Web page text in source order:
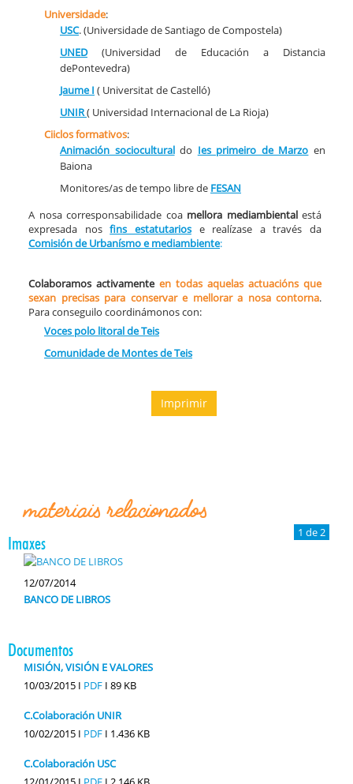
Universidade:
USC. (Universidade de Santiago de Compostela)
UNED(Universidad de Educación a Distancia
dePontevedra)
Jaume I ( Universitat de Castelló)
UNIR( Universidad Internacional de La Rioja)
Ciiclos formativos:
Animación socioculturaldo Ies primeiro de Marzo en
Baiona
Monitores/as de tempo libre de FESAN
A nosa corresponsabilidade coa mellora mediambientalestá
expresada nosfins estatutariose realízase a través da
Comisión de Urbanísmo e mediambiente:
Colaboramos activamente en todas aquelas actuacións que
sexan precisas para conservar e mellorar a nosa contorna.
Para conseguilo coordinámonos con:
Voces polo litoral de Teis
Comunidade de Montes de Teis
Imprimir
materiais relacionados
Imaxes
1 de 2
12/07/2014
BANCO DE LIBROS
Documentos
MISIÓN, VISIÓN E VALORES
10/03/2015 I PDF I 89 KB
C.Colaboración UNIR
10/02/2015 I PDF I 1.436 KB
C.Colaboración USC